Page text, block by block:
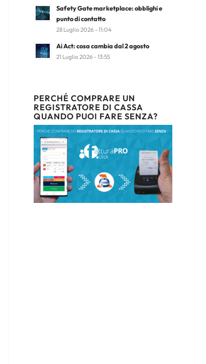
Safety Gate marketplace: obblighi e
punto di contatto
28 Luglio 2026 - 11:04
Ai Act: cosa cambia dal 2 agosto
21 Luglio 2026 - 13:55
PERCHÉ COMPRARE UN
REGISTRATORE DI CASSA
QUANDO PUOI FARE SENZA?